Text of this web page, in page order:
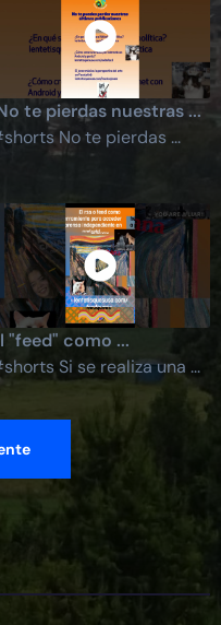
te pierdas nuestras ...
No te pierdas ...
"feed" como ...
Si se realiza una ...